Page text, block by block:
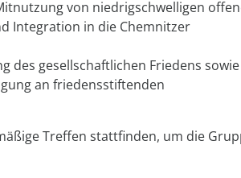
von niedrigschwelligen
Integration in die Chemnitzer
des gesellschaftlichen Friedens sowie
an friedensstiftenden
Treffen stattfinden, um die